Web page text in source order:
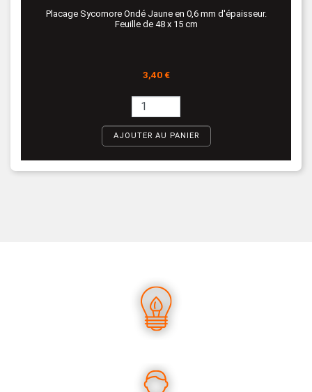
Placage Sycomore Ondé Jaune en 0,6 mm d'épaisseur.
Feuille de 48 x 15 cm
Prix
3,40 €
AJOUTER AU PANIER